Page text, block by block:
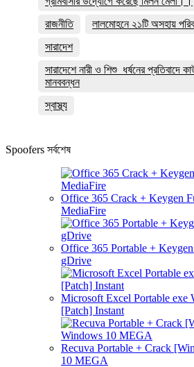
রাজনীতি
লালমোহনে ২১টি অসহায়
সারাদেশ
সারাদেশে নারী ও শিশু ধর্ষনের প্রতিবাদে
মানববন্ধন
স্বাস্থ্য
Spoofers সর্বশেষ
Office 365 Crack + Keygen
MediaFire
Office 365 Portable +
gDrive
Microsoft Excel Portable exe
[Patch] Instant
Recuva Portable + Crack
10 MEGA